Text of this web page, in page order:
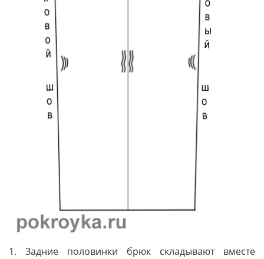
1. Задние половинки брюк складывают вместе